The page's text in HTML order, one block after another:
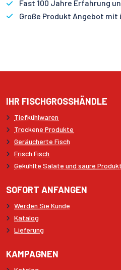
Fast 100 Jahre Erfahrung
Große Produkt Angebot mit
IHR FISCHGROSSHÄNDLE
Tiefkühlwaren
Trockene Produkte
Geräucherte Fisch
Frisch Fisch
Gekühlte Salate und saure
SOFORT ANFANGEN
Werden Sie Kunde
Katalog
Lieferung
KAMPAGNEN